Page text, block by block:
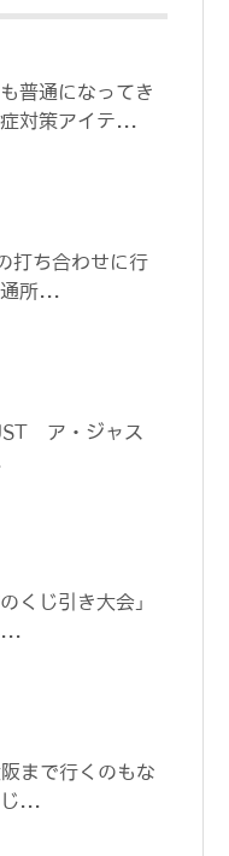
普通になってき
対策アイテ...
打ち合わせに行
所...
ア・ジャス
くじ引き大会」
まで行くのもな
...